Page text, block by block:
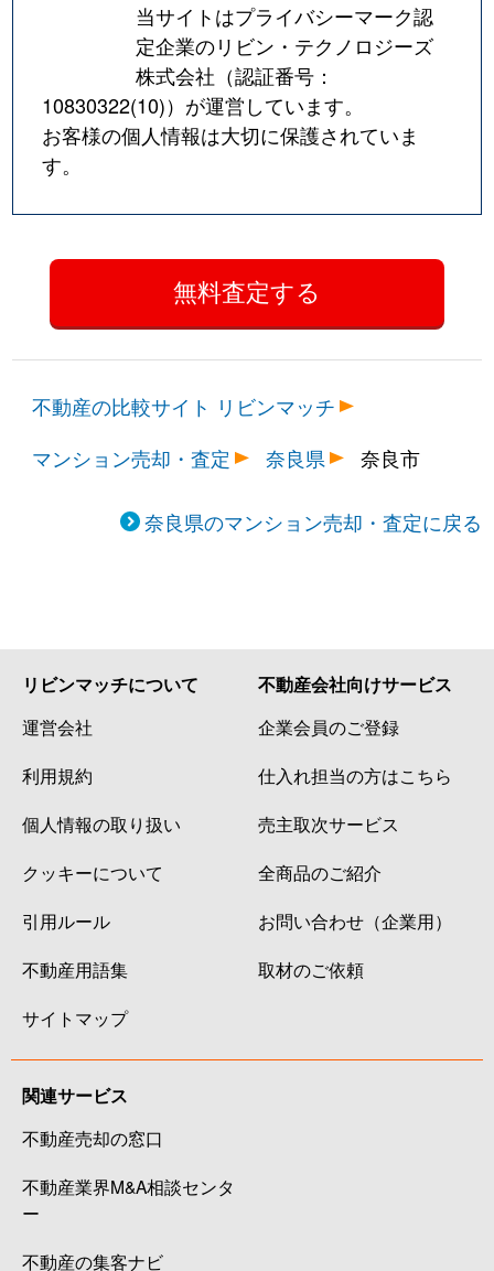
当サイトはプライバシーマーク認
定企業のリビン・テクノロジーズ
株式会社（認証番号：
10830322(10)）が運営しています。
お客様の個人情報は大切に保護されていま
す。
不動産の比較サイト リビンマッチ
マンション売却・査定
奈良県 奈良市
奈良県のマンション売却・査定に戻る
リビンマッチについて
運営会社
利用規約
個人情報の取り扱い
クッキーについて
引用ルール
不動産用語集
サイトマップ
不動産会社向けサービス
企業会員のご登録
仕入れ担当の方はこちら
売主取次サービス
全商品のご紹介
お問い合わせ（企業用）
取材のご依頼
関連サービス
不動産売却の窓口
不動産業界M&A相談センタ
ー
不動産の集客ナビ